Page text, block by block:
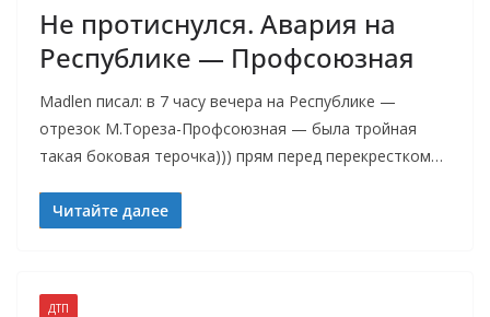
Не протиснулся. Авария на
Республике — Профсоюзная
Madlen писал: в 7 часу вечера на Республике —
отрезок М.Тореза-Профсоюзная — была тройная
такая боковая терочка))) прям перед перекрестком…
Читайте далее
ДТП